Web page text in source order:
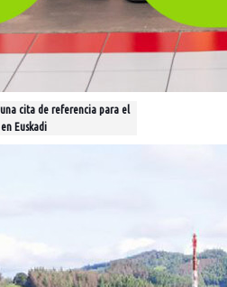
cita de referencia para el
Euskadi